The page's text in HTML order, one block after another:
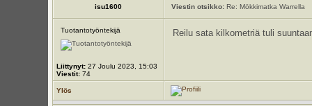
isu1600 Viestin otsikko:Re: Mökkimatka Warrella
Tuotantotyöntekijä
Liittynyt:27 Joulu 2023, 15:03
Viestit:74
Reilu sata kilkometriä tuli
Ylös